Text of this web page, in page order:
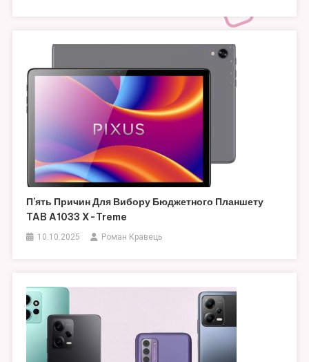
П’ять Причин Для Вибору Бюджетного Планшету
TAB A1033 X-Treme
10.10.2025 Роман Кравець